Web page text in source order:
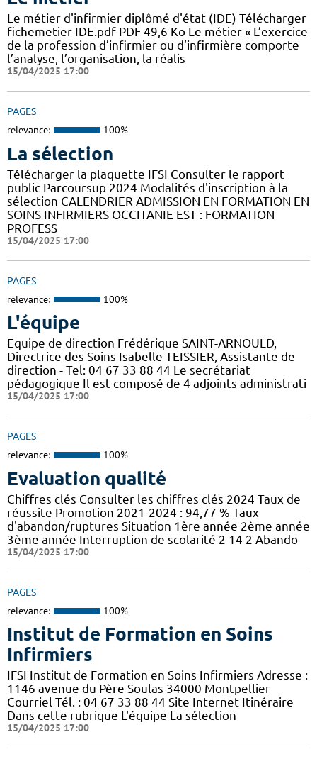
Le métier d'infirmier diplômé d'état (IDE) Télécharger
fichemetier-IDE.pdf PDF 49,6 Ko Le métier « L’exercice
de la profession d’infirmier ou d’infirmière comporte
l’analyse, l’organisation, la réalis
15/04/2025 17:00
PAGES
relevance: 100%
La sélection
Télécharger la plaquette IFSI Consulter le rapport
public Parcoursup 2024 Modalités d'inscription à la
sélection CALENDRIER ADMISSION EN FORMATION EN
SOINS INFIRMIERS OCCITANIE EST : FORMATION
PROFESS
15/04/2025 17:00
PAGES
relevance: 100%
L'équipe
Equipe de direction Frédérique SAINT-ARNOULD,
Directrice des Soins Isabelle TEISSIER, Assistante de
direction - Tel: 04 67 33 88 44 Le secrétariat
pédagogique Il est composé de 4 adjoints administrati
15/04/2025 17:00
PAGES
relevance: 100%
Evaluation qualité
Chiffres clés Consulter les chiffres clés 2024 Taux de
réussite Promotion 2021-2024 : 94,77 % Taux
d'abandon/ruptures Situation 1ère année 2ème année
3ème année Interruption de scolarité 2 14 2 Abando
15/04/2025 17:00
PAGES
relevance: 100%
Institut de Formation en Soins
Infirmiers
IFSI Institut de Formation en Soins Infirmiers Adresse :
1146 avenue du Père Soulas 34000 Montpellier
Courriel Tél. : 04 67 33 88 44 Site Internet Itinéraire
Dans cette rubrique L'équipe La sélection
15/04/2025 17:00